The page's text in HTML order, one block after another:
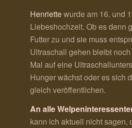
Henriettewurde am 16. und
Liebeshochzeit. Ob es denn
Futter zu und sie muss
Ultraschall gehen bleibt
Mal auf eine
Hunger wächst oder es sich
gleich veröffentlichen.
An alle
kann ich aktuell nicht sagen,